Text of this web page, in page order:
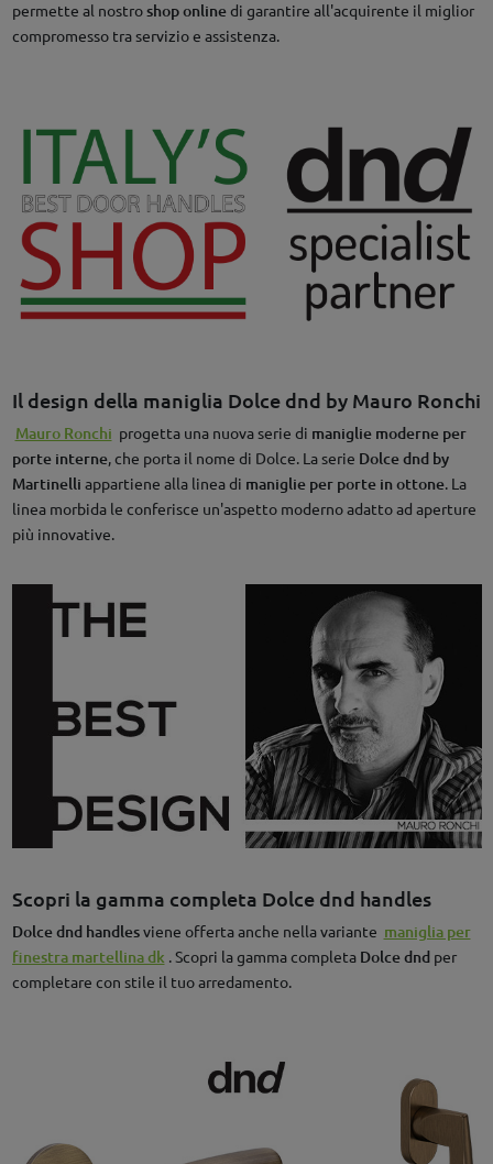
permette al nostroshop onlinedi garantire all'acquirente il miglior
compromesso tra servizio e assistenza.
Il design della maniglia Dolce dnd by Mauro Ronchi
Mauro Ronchi progetta una nuova serie di maniglie moderne per
porte interne, che porta il nome di Dolce. La serie Dolce dnd by
Martinelli appartiene alla linea di maniglie per porte in ottone. La
linea morbida le conferisce un'aspetto moderno adatto ad aperture
più innovative.
Scopri la gamma completa Dolce dnd handles
Dolce dnd handlesviene offerta anche nella variante maniglia per
finestra martellina dk . Scopri la gamma completa Dolce dndper
completare con stile il tuo arredamento.